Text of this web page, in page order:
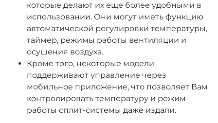
которые делают их еще более удобными в
использовании. Они могут иметь функцию
автоматической регулировки температуры,
таймер, режимы работы вентиляции и
осушения воздуха.
Кроме того, некоторые модели
поддерживают управление через
мобильное приложение, что позволяет Вам
контролировать температуру и режим
работы сплит-системы даже издали.